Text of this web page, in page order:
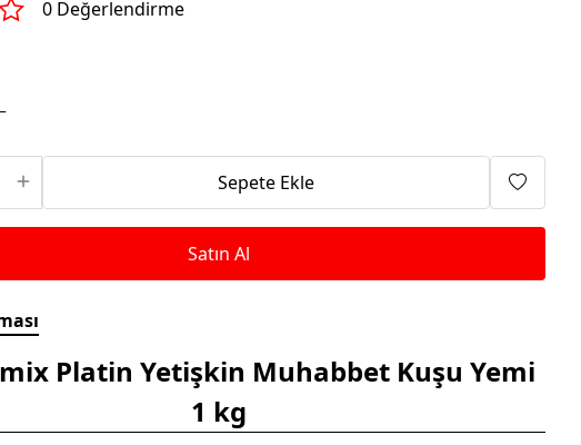
Isıtma Makineleri
0 Değerlendirme
Sepete Ekle
Satın Al
Platin Yetişkin Muhabbet Kuşu Yemi
1 kg